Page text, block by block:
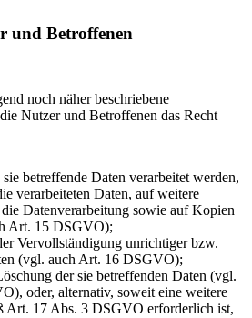
und Betroffenen
noch näher beschriebene
Nutzer und Betroffenen das Recht
betreffende Daten verarbeitet werden,
verarbeiteten Daten, auf weitere
Datenverarbeitung sowie auf Kopien
Art. 15 DSGVO);
Vervollständigung unrichtiger bzw.
(vgl. auch Art. 16 DSGVO);
der sie betreffenden Daten (vgl.
oder, alternativ, soweit eine weitere
Art. 17 Abs. 3 DSGVO erforderlich ist,